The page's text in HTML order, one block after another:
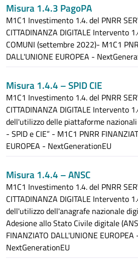
Misura 1.4.3 PagoPA
M1C1 Investimento 1.4. del PNRR
CITTADINANZA DIGITALE Intervento
COMUNI (settembre 2022)- M1C1
DALL'UNIONE EUROPEA -
Misura 1.4.4 – SPID CIE
M1C1 Investimento 1.4. del PNRR
CITTADINANZA DIGITALE Intervento
dell'utilizzo delle piattaforme
- SPID e CIE” - M1C1 PNRR
EUROPEA - NextGenerationEU
Misura 1.4.4 – ANSC
M1C1 Investimento 1.4. del PNRR
CITTADINANZA DIGITALE Intervento
dell'utilizzo dell'anagrafe nazionale
Adesione allo Stato Civile digitale
FINANZIATO DALL'UNIONE EUROPEA
NextGenerationEU